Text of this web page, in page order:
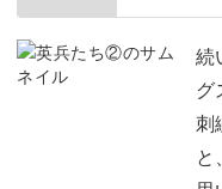
刺繍をする手順
上着の刺繍をする
続
グ
刺
と